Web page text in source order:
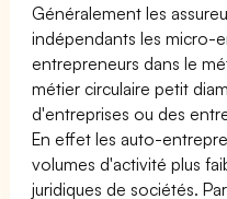
Généralement les
indépendants les micro-
entrepreneurs dans le
métier circulaire petit
d'entreprises ou des
En effet les auto-
volumes d'activité plus
juridiques de sociétés.